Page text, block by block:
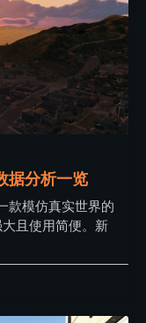
据分析一览
款模仿真实世界的
且使用简便。新